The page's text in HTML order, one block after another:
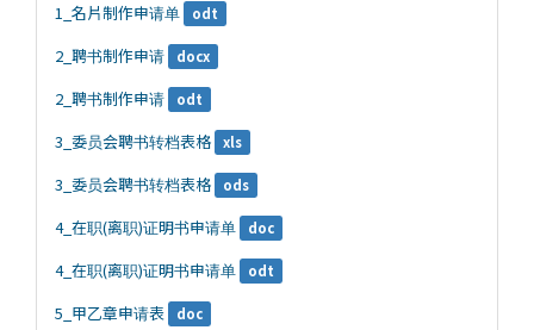
1_名片制作申请单 odt
2_聘书制作申请 docx
2_聘书制作申请 odt
3_委员会聘书转档表格 xls
3_委员会聘书转档表格 ods
4_在职(离职)证明书申请单 doc
4_在职(离职)证明书申请单 odt
5_甲乙章申请表 doc